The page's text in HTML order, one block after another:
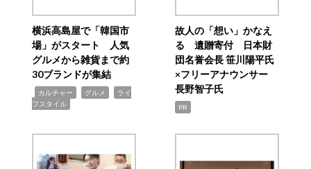
横浜高島屋で「韓国市
場」がスタート 人気
グルメから雑貨まで約
30ブランドが集結
カルチャー グルメ
ライ
フスタイル
故人の「想い」かなえ
る 遺贈寄付 日本財
団名誉会長 笹川陽平氏
×フリーアナウンサー
長野智子氏
PR